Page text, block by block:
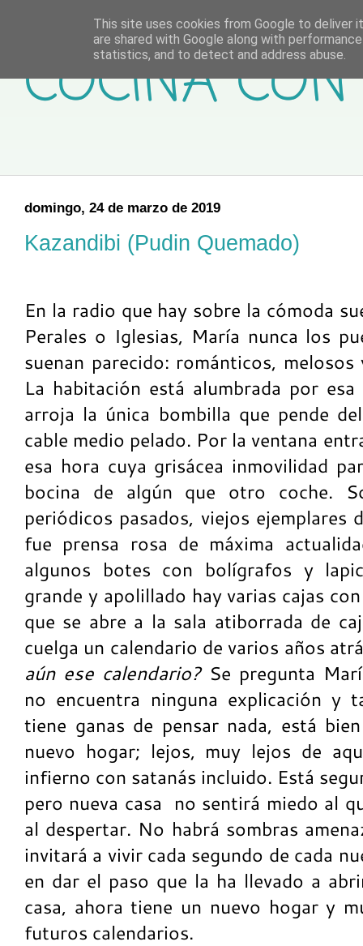
COCINA
domingo, 24 de marzo de 2019
Kazandibi (Pudin Quemado)
En la radio que hay sobre la cómoda
Perales o Iglesias, María nunca los
suenan parecido: románticos,
La habitación está alumbrada por
arroja la única bombilla que pende
cable medio pelado. Por la ventana
esa hora cuya grisácea inmovilidad
bocina de algún que otro coche.
periódicos pasados, viejos ejemplares
fue prensa rosa de máxima
algunos botes con bolígrafos y
grande y apolillado hay varias cajas
que se abre a la sala atiborrada de
cuelga un calendario de varios años
aún ese calendario? Se pregunta
no encuentra ninguna explicación y
tiene ganas de pensar nada, está
nuevo hogar; lejos, muy lejos de
infierno con satanás incluido. Está
pero nueva casa
no sentirá miedo al
al despertar. No habrá sombras
invitará a vivir cada segundo de cada
en dar el paso que la ha llevado a
casa, ahora tiene un nuevo hogar y
futuros calendarios.
This site uses cookies from Google to deliver
are shared with Google along with
statistics, and to detect and address abuse.